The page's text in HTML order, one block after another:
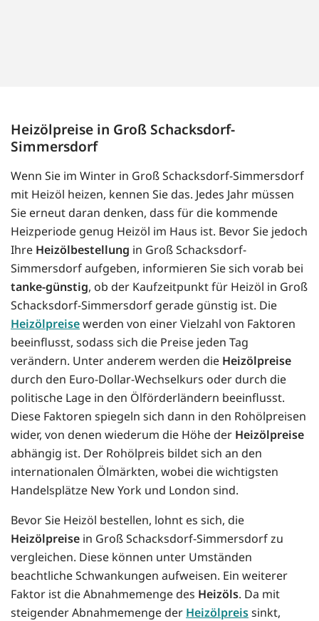
Heizölpreise in Groß Schacksdorf-
Simmersdorf
Wenn Sie im Winter in Groß Schacksdorf-Simmersdorf
mit Heizöl heizen, kennen Sie das. Jedes Jahr müssen
Sie erneut daran denken, dass für die kommende
Heizperiode genug Heizöl im Haus ist. Bevor Sie jedoch
Ihre Heizölbestellung in Groß Schacksdorf-
Simmersdorf aufgeben, informieren Sie sich vorab bei
tanke-günstig, ob der Kaufzeitpunkt für Heizöl in Groß
Schacksdorf-Simmersdorf gerade günstig ist. Die
Heizölpreisewerden von einer Vielzahl von Faktoren
beeinflusst, sodass sich die Preise jeden Tag
verändern. Unter anderem werden die Heizölpreise
durch den Euro-Dollar-Wechselkurs oder durch die
politische Lage in den Ölförderländern beeinflusst.
Diese Faktoren spiegeln sich dann in den Rohölpreisen
wider, von denen wiederum die Höhe der Heizölpreise
abhängig ist. Der Rohölpreis bildet sich an den
internationalen Ölmärkten, wobei die wichtigsten
Handelsplätze New York und London sind.
Bevor Sie Heizöl bestellen, lohnt es sich, die
Heizölpreise in Groß Schacksdorf-Simmersdorf zu
vergleichen. Diese können unter Umständen
beachtliche Schwankungen aufweisen. Ein weiterer
Faktor ist die Abnahmemenge des Heizöls. Da mit
steigender Abnahmemenge der Heizölpreissinkt,